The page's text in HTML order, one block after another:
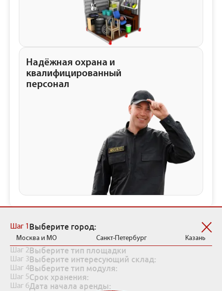
Надёжная охрана и
квалифицированный
персонал
Шаг 1 Выберите город:
Москва и МО Санкт-Петербург Казань
Шаг 2Выберите тип площадки
Шаг 3Выберите интересующий склад:
Шаг 4Выберите тип модуля:
Шаг 5Срок хранения:
Шаг 6Дата начала аренды: